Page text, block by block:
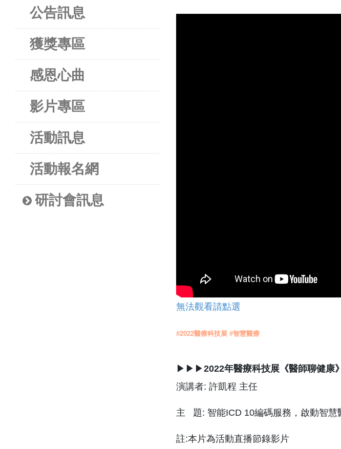
公告訊息
獲獎專區
感恩心曲
影片專區
活動訊息
活動報名網
研討會訊息
無法觀看請點選
#2022醫療科技展 #智慧醫療
▶▶▶2022年醫療科技展《醫師聊健康
演講者: 許凱程 主任
主 題: 智能ICD 10編碼服務，啟動智慧
註:本片為活動直播節錄影片